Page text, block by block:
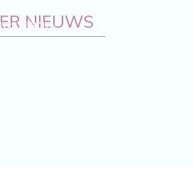
NIEUWS